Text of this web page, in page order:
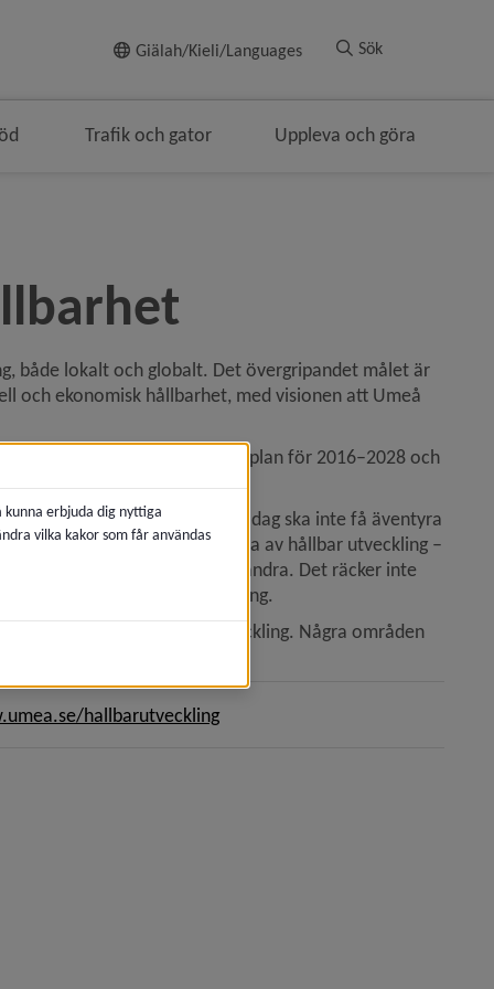
Giälah/Kieli/Languages Sök
Trafik och gator Uppleva och göra
både lokalt och globalt. Det övergripandet målet är
och ekonomisk hållbarhet, med visionen att Umeå
i översiktsplan, strategisk plan för 2016–2028 och
med­vetet. Det vi gör i dag ska inte få äventyra
behov. Det tre dimensionerna av hållbar utveckling –
ömsesidigt beroende av varandra. Det räcker inte
kan vi tala om hållbar utveckling.
och ekologisk hållbar utveckling. Några områden
hallbarutveckling
erbjuda dig nyttiga
vilka kakor som får användas